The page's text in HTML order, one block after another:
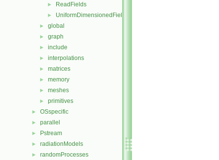
► ReadFields
► UniformDimensionedFields
► global
► graph
► include
► interpolations
► matrices
► memory
► meshes
► primitives
► OSspecific
► parallel
► Pstream
► radiationModels
► randomProcesses